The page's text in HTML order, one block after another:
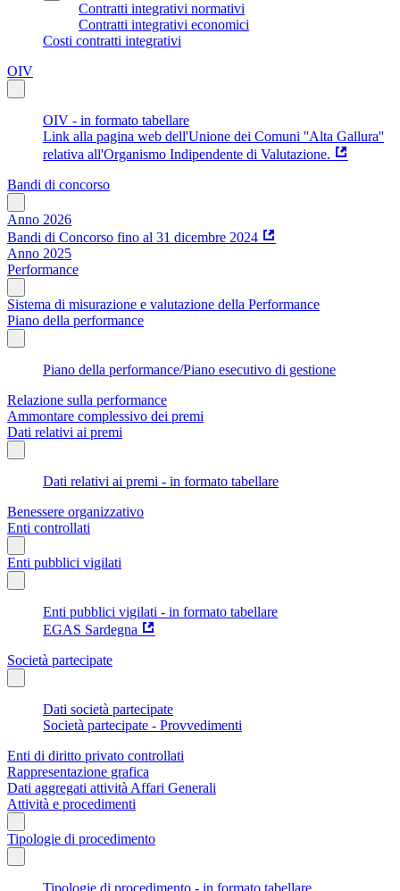
Contratti integrativi normativi
Contratti integrativi economici
Costi contratti integrativi
OIV
OIV - in formato tabellare
Link alla pagina web dell'Unione dei Comuni ''Alta Gallura''
relativa all'Organismo Indipendente di Valutazione.
Bandi di concorso
Anno 2026
Bandi di Concorso fino al 31 dicembre 2024
Anno 2025
Performance
Sistema di misurazione e valutazione della Performance
Piano della performance
Piano della performance/Piano esecutivo di gestione
Relazione sulla performance
Ammontare complessivo dei premi
Dati relativi ai premi
Dati relativi ai premi - in formato tabellare
Benessere organizzativo
Enti controllati
Enti pubblici vigilati
Enti pubblici vigilati - in formato tabellare
EGAS Sardegna
Società partecipate
Dati società partecipate
Società partecipate - Provvedimenti
Enti di diritto privato controllati
Rappresentazione grafica
Dati aggregati attività Affari Generali
Attività e procedimenti
Tipologie di procedimento